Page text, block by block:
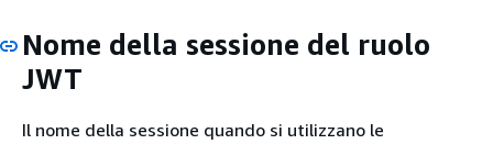
Nome della sessione del ruolo
JWT
Il nome della sessione quando si utilizzano le